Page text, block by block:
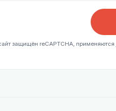
защищён reCAPTCHA, применяются